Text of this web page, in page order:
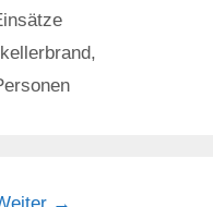
kellerbrand,